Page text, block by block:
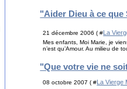
"Aider Dieu à ce que
21 décembre 2006 ( # La
Mes enfants, Moi Marie, je
n’est qu’Amour. Au milieu de
"Que votre vie ne
08 octobre 2007 ( #La Vierge